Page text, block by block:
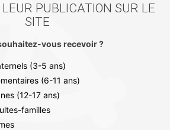
PUBLICATION SUR LE
SITE
vous recevoir ?
(3-5 ans)
(6-11 ans)
(12-17 ans)
familles